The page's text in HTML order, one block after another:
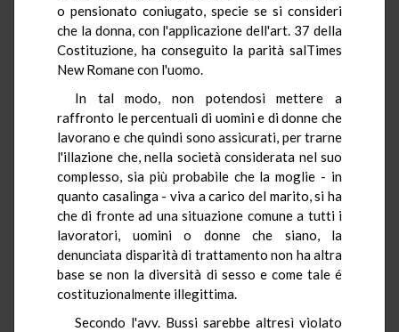
o pensionato coniugato, specie se si consideri
che la donna, con l'applicazione dell'art. 37 della
Costituzione, ha conseguito la parità salTimes
New Romane con l'uomo.
In tal modo, non potendosi mettere a
raffronto le percentuali di uomini e di donne che
lavorano e che quindi sono assicurati, per trarne
l'illazione che, nella società considerata nel suo
complesso, sia più probabile che la moglie - in
quanto casalinga - viva a carico del marito, si ha
che di fronte ad una situazione comune a tutti i
lavoratori, uomini o donne che siano, la
denunciata disparità di trattamento non ha altra
base se non la diversità di sesso e come tale é
costituzionalmente illegittima.
Secondo l'avv. Bussi sarebbe altresì violato